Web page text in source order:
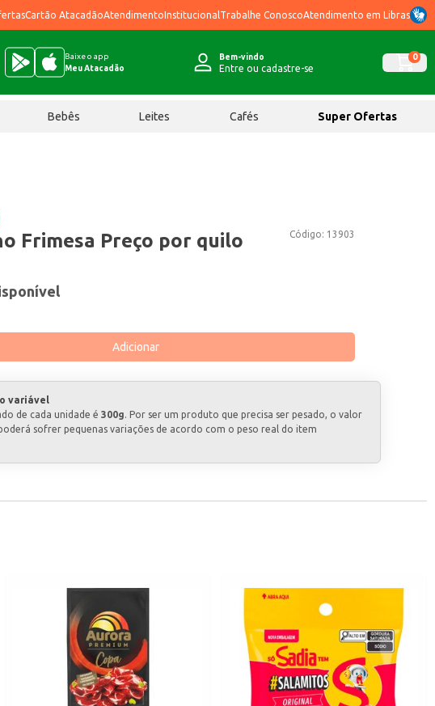
Cartão AtacadãoAtendimentoInstitucional Trabalhe ConoscoAtendimento em Libras
Baixe o app
Meu Atacadão
Bem-vindo
Entre ou cadastre-se
0
Bebês Leites Cafés Super Ofertas
Código: 13903
Frimesa Preço por quilo
Adicionar
variável
de cada unidade é 300g. Por ser um produto que precisa ser pesado, o valor
sofrer pequenas variações de acordo com o peso real do item